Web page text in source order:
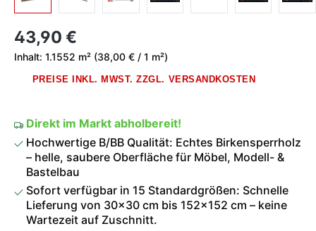
Regulärer Preis:
43,90 €
Inhalt: 1.1552 m² (38,00 € / 1 m²)
PREISE INKL. MWST. ZZGL. VERSANDKOSTEN
Direkt im Markt abholbereit!
Hochwertige B/BB Qualität: Echtes Birkensperrholz
– helle, saubere Oberfläche für Möbel, Modell- &
Bastelbau
Sofort verfügbar in 15 Standardgrößen: Schnelle
Lieferung von 30×30 cm bis 152×152 cm – keine
Wartezeit auf Zuschnitt.